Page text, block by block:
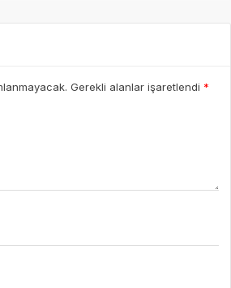
Gerekli alanlar işaretlendi *